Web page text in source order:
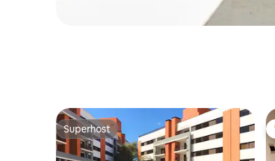
Superhost
Superhost